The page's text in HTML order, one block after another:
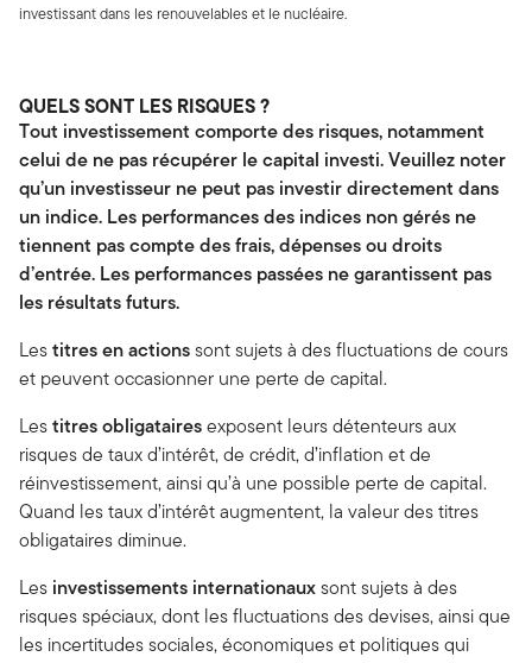
investissant dans les renouvelables et le nucléaire.
QUELS SONT LES RISQUES ?
Tout investissement comporte des risques, notamment
celui de ne pas récupérer le capital investi. Veuillez noter
qu’un investisseur ne peut pas investir directement dans
un indice. Les performances des indices non gérés ne
tiennent pas compte des frais, dépenses ou droits
d’entrée. Les performances passées ne garantissent pas
les résultats futurs.
Lestitres en actionssont sujets à des fluctuations de cours
et peuvent occasionner une perte de capital.
Lestitres obligatairesexposent leurs détenteurs aux
risques de taux d’intérêt, de crédit, d’inflation et de
réinvestissement, ainsi qu’à une possible perte de capital.
Quand les taux d’intérêt augmentent, la valeur des titres
obligataires diminue.
Les investissements internationauxsont sujets à des
risques spéciaux, dont les fluctuations des devises, ainsi que
les incertitudes sociales, économiques et politiques qui